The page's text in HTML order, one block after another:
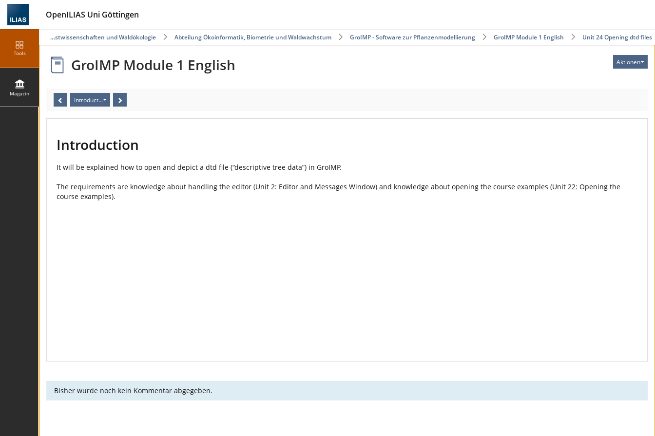
OpenILIAS Uni Göttingen
Tools
Magazin
Fakultät für Forstwissenschaften und Waldökologie Abteilung Ökoinformatik, Biometrie und Waldwachstum GroIMP - Software zur Pflanzenmodellierung GroIMP Module 1 English Unit 24 Opening dtd files
Aktionen
GroIMP Module 1 English
Introduction
Introduction
It will be explained how to open and depict a dtd file (“descriptive tree data”) in GroIMP.
The requirements are knowledge about handling the editor (Unit 2: Editor and Messages Window) and knowledge about opening the course examples (Unit 22: Opening the
course examples).
Bisher wurde noch kein Kommentar abgegeben.